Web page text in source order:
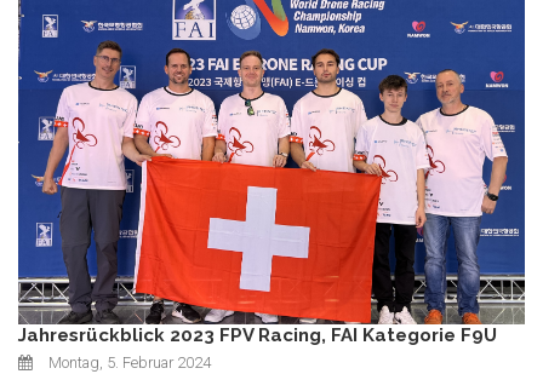
Jahresrückblick 2023 FPV Racing, FAI Kategorie F9U
Montag, 5. Februar 2024